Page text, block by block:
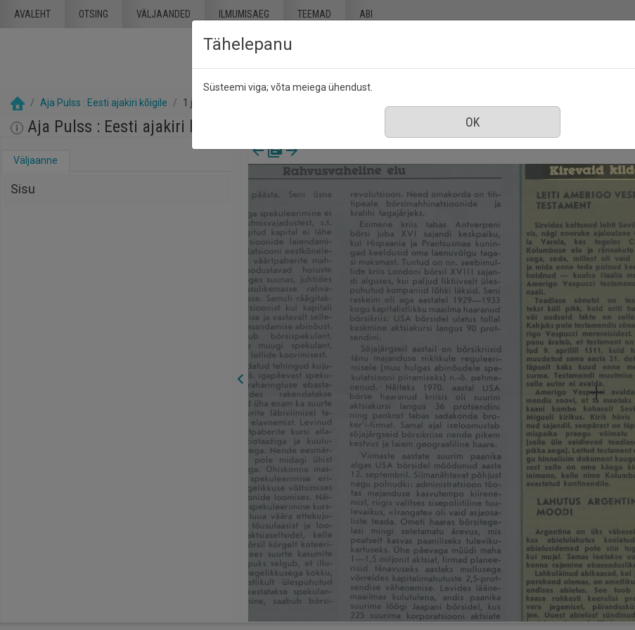
AVALEHT OTSING VÄLJAANDED ILMUMISAEG TEEMAD ABI
Aja Pulss : Eesti ajakiri kõigile 1 juuli 1987
Aja Pulss : Eesti ajakiri kõigile, nr. 13, 1 juuli 1987
Väljaanne
Sisu
Tähelepanu
Süsteemi viga; võta meiega ühendust.